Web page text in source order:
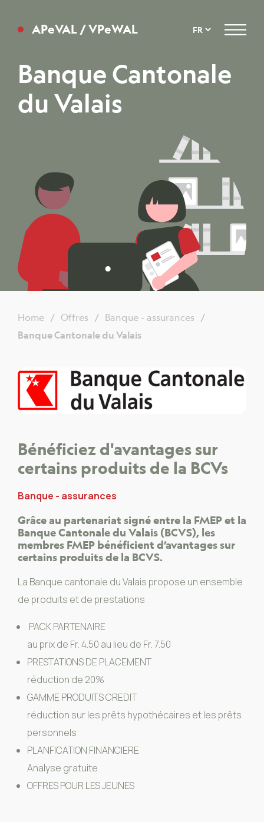
APeVAL / VPeWAL
Menu
Banque Cantonale
du Valais
Home Offres
Banque - assurances
Banque Cantonale du Valais
Bénéficiez d'avantages sur
certains produits de la BCVs
Banque - assurances
Grâce au partenariat signé entre la FMEP et la
Banque Cantonale du Valais (BCVS), les
membres FMEP bénéficient d’avantages sur
certains produits de la BCVS.
La Banque cantonale du Valais propose un ensemble
de produits et de prestations :
PACK PARTENAIRE
au prix de Fr. 4.50 au lieu de Fr. 7.50
PRESTATIONS DE PLACEMENT
réduction de 20%
GAMME PRODUITS CREDIT
réduction sur les prêts hypothécaires et les prêts
personnels
PLANFICATION FINANCIERE
Analyse gratuite
OFFRES POUR LES JEUNES